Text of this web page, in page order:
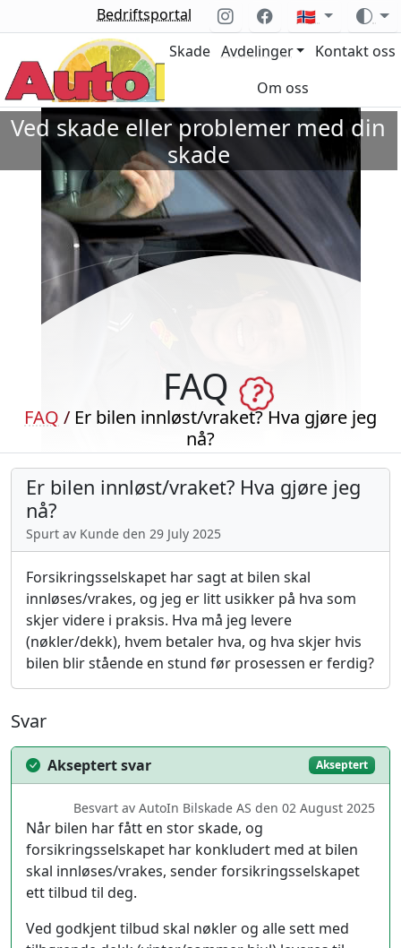
Bedriftsportal 🇳🇴
Skade Avdelinger
Kontakt oss
Om oss
Ved skade eller problemer med din
skade
FAQ
FAQ / Er bilen innløst/vraket? Hva gjøre jeg
nå?
Er bilen innløst/vraket? Hva gjøre jeg
nå?
Spurt av Kunde den 29 July 2025
Forsikringsselskapet har sagt at bilen skal
innløses/vrakes, og jeg er litt usikker på hva som
skjer videre i praksis. Hva må jeg levere
(nøkler/dekk), hvem betaler hva, og hva skjer hvis
bilen blir stående en stund før prosessen er ferdig?
Svar
Akseptert svar Akseptert
Besvart av AutoIn Bilskade AS den 02 August 2025
Når bilen har fått en stor skade, og
forsikringsselskapet har konkludert med at bilen
skal innløses/vrakes, sender forsikringsselskapet
ett tilbud til deg.
Ved godkjent tilbud skal nøkler og alle sett med